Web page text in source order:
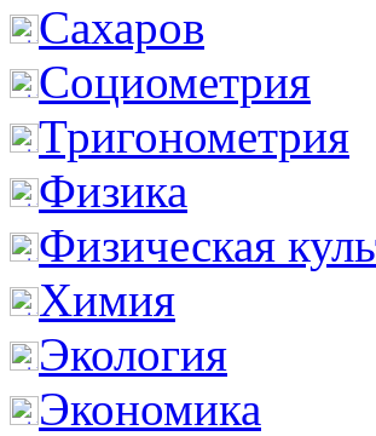
Сахаров
Социометрия
Тригонометрия
Физика
Физическая
Химия
Экология
Экономика